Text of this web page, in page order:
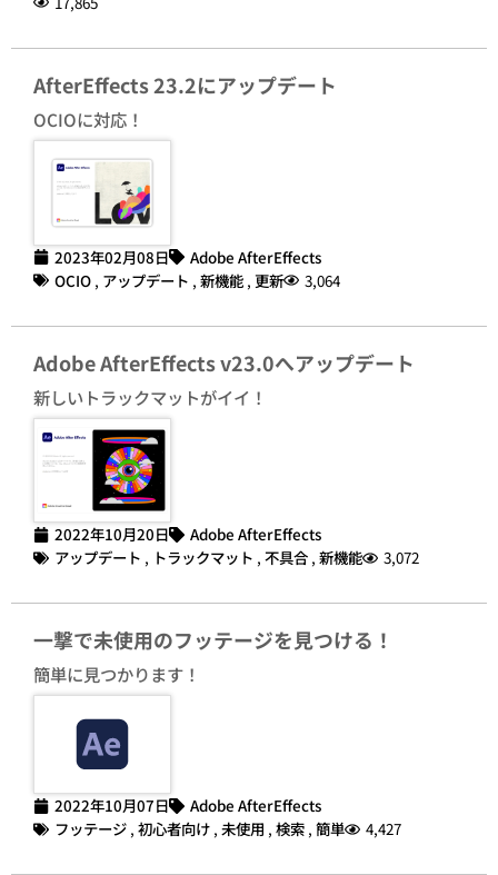
AfterEffects 23.2にアップデート
OCIOに対応！
2023年02月08日
Adobe AfterEffects
OCIO , アップデート , 新機能 , 更新 3,064
Adobe AfterEffects v23.0へアップデート
新しいトラックマットがイイ！
2022年10月20日
Adobe AfterEffects
アップデート , トラックマット , 不具合 , 新機能 3,072
一撃で未使用のフッテージを見つける！
簡単に見つかります！
2022年10月07日
Adobe AfterEffects
フッテージ , 初心者向け , 未使用 , 検索 , 簡単 4,427